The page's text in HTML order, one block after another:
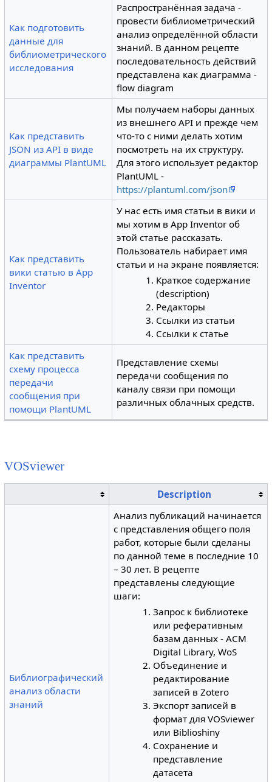
Как подготовить
данные для
библиометрического
исследования
Распространённая задача -
провести библиометрический
анализ определённой области
знаний. В данном рецепте
последовательность действий
представлена как диаграмма -
flow diagram
Как представить
JSON из API в виде
диаграммы PlantUML
Мы получаем наборы данных
из внешнего API и прежде чем
что-то с ними делать хотим
посмотреть на их структуру.
Для этого использует редактор
PlantUML -
https://plantuml.com/json
Как представить
вики статью в App
Inventor
У нас есть имя статьи в вики и
мы хотим в App Inventor об
этой статье рассказать.
Пользователь набирает имя
статьи и на экране появляется:
Краткое содержание
(description)
Редакторы
Ссылки из статьи
Ссылки к статье
Как представить
схему процесса
передачи
сообщения при
помощи PlantUML
Представление схемы
передачи сообщения по
каналу связи при помощи
различных облачных средств.
VOSviewer
Description
Библиографический
анализ области
знаний
Анализ публикаций начинается
с представления общего поля
работ, которые были сделаны
по данной теме в последние 10
– 30 лет. В рецепте
представлены следующие
шаги:
Запрос к библиотеке
или реферативным
базам данных - ACM
Digital Library, WoS
Объединение и
редактирование
записей в Zotero
Экспорт записей в
формат для VOSviewer
или Biblioshiny
Сохранение и
представление
датасета